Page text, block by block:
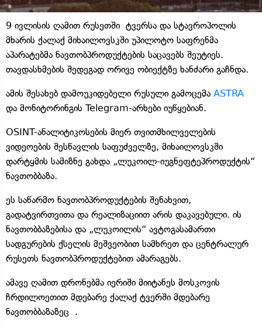
9 ივლისის ღამით რუსეთში ტვერსა და სტავროპოლის
მხარის ქალაქ მიხაილოვსკში უპილოტო საფრენმა
აპარატებმა ნავთობპროდუქტების საცავებს შეუტიეს.
თავდასხმების შედეგად ორივე ობიექტზე ხანძარი გაჩნდა.
ამის შესახებ დამოუკიდებელი რუსული გამოცემა ASTRA
და მონიტორინგის Telegram-არხები იუწყებიან.
OSINT-ანალიტიკოსების მიერ თვითმხილველების
ვიდეოების შესწავლის საფუძველზე, მიხაილოვსკში
დარტყმის სამიზნე გახდა „ლუკოილ-იუგნეფტეპროდუქტის“
ნავთობბაზა.
ეს საწარმო ნავთობპროდუქტების შენახვით,
გადატვირთვითა და რეალიზაციით არის დაკავებული. ის
ნავთობბაზებისა და „ლუკოილის“ ავტოგასამართი
სადგურების ქსელის მეშვეობით სამხრეთ და ცენტრალურ
რუსეთს ნავთობპროდუქტებით ამარაგებს.
ამავე ღამით დრონებმა იერიში მიიტანეს მოსკოვის
ჩრდილოეთით მდებარე ქალაქ ტვერში მდებარე
ნავთობბაზაზეც .